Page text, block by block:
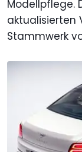
Modellpflege.
aktualisierten
Stammwerk